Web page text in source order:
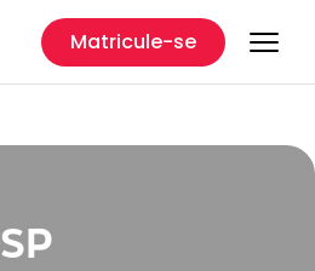
Matricule-se